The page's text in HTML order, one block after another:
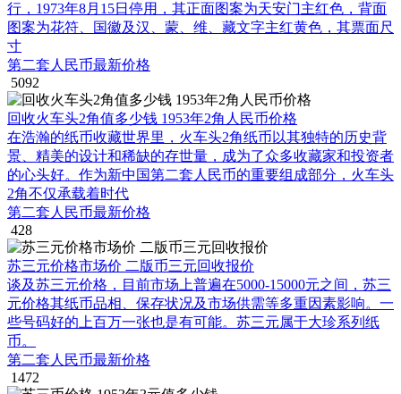
行，1973年8月15日停用，其正面图案为天安门主红色，背面
图案为花符、国徽及汉、蒙、维、藏文字主红黄色，其票面尺
寸
第二套人民币最新价格
5092
回收火车头2角值多少钱 1953年2角人民币价格
在浩瀚的纸币收藏世界里，火车头2角纸币以其独特的历史背
景、精美的设计和稀缺的存世量，成为了众多收藏家和投资者
的心头好。作为新中国第二套人民币的重要组成部分，火车头
2角不仅承载着时代
第二套人民币最新价格
428
苏三元价格市场价 二版币三元回收报价
谈及苏三元价格，目前市场上普遍在5000-15000元之间，苏三
元价格其纸币品相、保存状况及市场供需等多重因素影响。一
些号码好的上百万一张也是有可能。苏三元属于大珍系列纸
币。
第二套人民币最新价格
1472